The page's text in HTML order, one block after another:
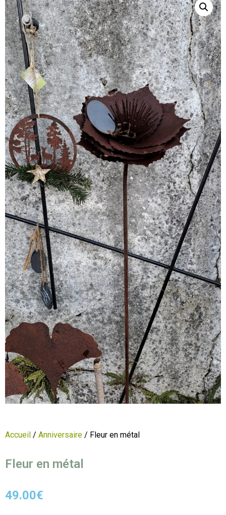
Accueil / Anniversaire / Fleur en métal
Fleur en métal
49.00€